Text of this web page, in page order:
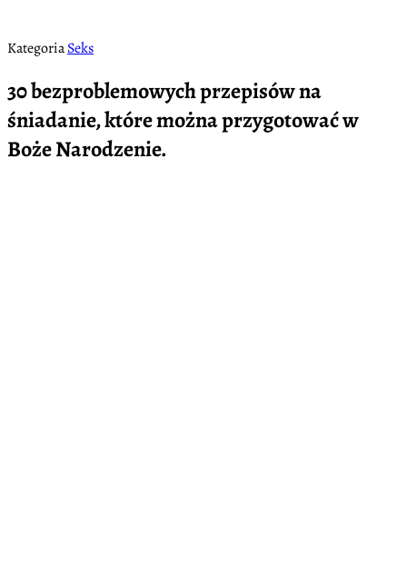
KategoriaSeks
30 bezproblemowych przepisów na
śniadanie, które można przygotować w
Boże Narodzenie.